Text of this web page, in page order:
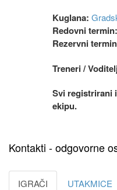
Kuglana:
Redovni termin:
Rezervni
Treneri /
Svi registrirani
ekipu.
Kontakti - odgovorne
IGRAČI UTAKMICE